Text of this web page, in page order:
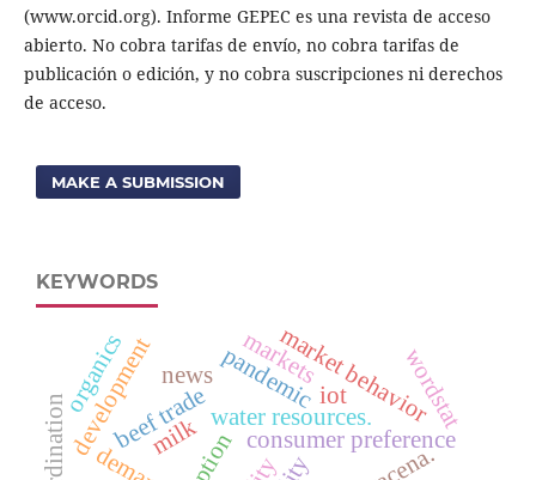
(www.orcid.org). Informe GEPEC es una revista de acceso
abierto. No cobra tarifas de envío, no cobra tarifas de
publicación o edición, y no cobra suscripciones ni derechos
de acceso.
MAKE A SUBMISSION
KEYWORDS
consumer preference
beef tradewater resources.
iot
developmentmilk
pandemicmarket behavior
wordstat
news markets
organics